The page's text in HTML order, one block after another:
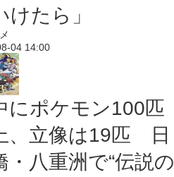
けたら」
04 14:00
にポケモン100匹
、立像は19匹 日
・八重洲で“伝説の